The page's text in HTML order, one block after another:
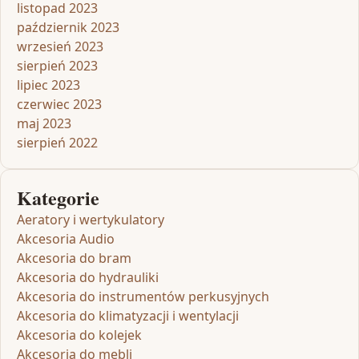
listopad 2023
październik 2023
wrzesień 2023
sierpień 2023
lipiec 2023
czerwiec 2023
maj 2023
sierpień 2022
Kategorie
Aeratory i wertykulatory
Akcesoria Audio
Akcesoria do bram
Akcesoria do hydrauliki
Akcesoria do instrumentów perkusyjnych
Akcesoria do klimatyzacji i wentylacji
Akcesoria do kolejek
Akcesoria do mebli